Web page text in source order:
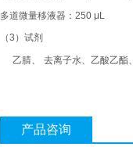
多道微量移液器： 250 μL
（3） 试剂
乙腈、 去离子水、乙酸乙酯
产品咨询